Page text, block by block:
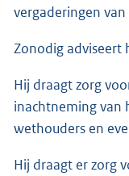
vergaderingen
Zonodig adviseert
Hij draagt zorg
inachtneming van
wethouders en
Hij draagt er zorg